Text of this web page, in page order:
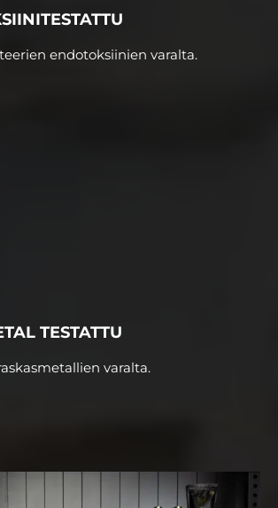
endotoksiinien varalta.
TESTATTU
varalta.